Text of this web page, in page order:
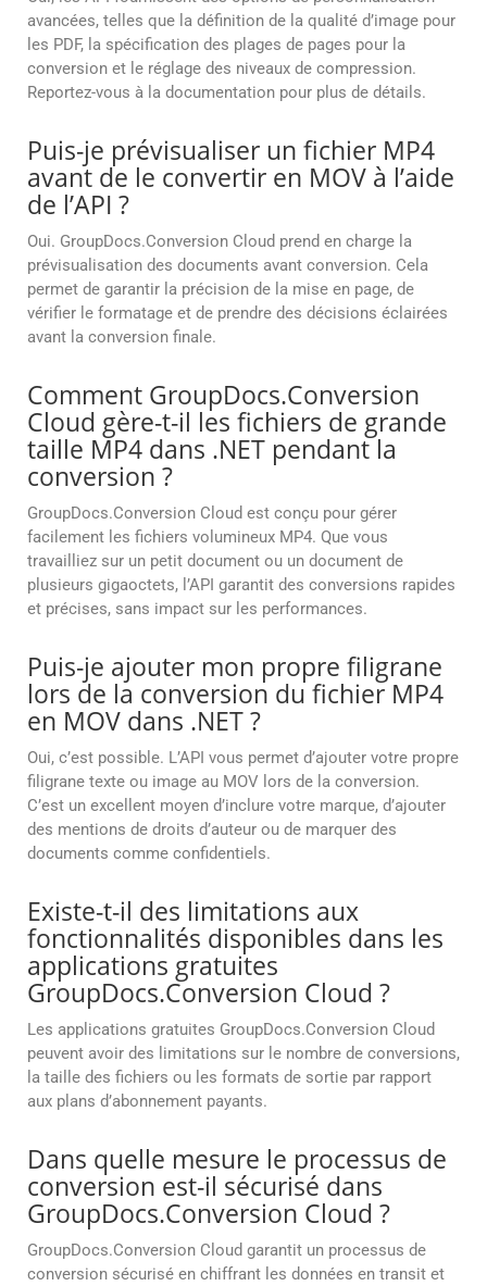
avancées, telles que la définition de la qualité d’image pour
les PDF, la spécification des plages de pages pour la
conversion et le réglage des niveaux de compression.
Reportez-vous à la documentation pour plus de détails.
Puis-je prévisualiser un fichier MP4
avant de le convertir en MOV à l’aide
de l’API ?
Oui. GroupDocs.Conversion Cloud prend en charge la
prévisualisation des documents avant conversion. Cela
permet de garantir la précision de la mise en page, de
vérifier le formatage et de prendre des décisions éclairées
avant la conversion finale.
Comment GroupDocs.Conversion
Cloud gère-t-il les fichiers de grande
taille MP4 dans .NET pendant la
conversion ?
GroupDocs.Conversion Cloud est conçu pour gérer
facilement les fichiers volumineux MP4. Que vous
travailliez sur un petit document ou un document de
plusieurs gigaoctets, l’API garantit des conversions rapides
et précises, sans impact sur les performances.
Puis-je ajouter mon propre filigrane
lors de la conversion du fichier MP4
en MOV dans .NET ?
Oui, c’est possible. L’API vous permet d’ajouter votre propre
filigrane texte ou image au MOV lors de la conversion.
C’est un excellent moyen d’inclure votre marque, d’ajouter
des mentions de droits d’auteur ou de marquer des
documents comme confidentiels.
Existe-t-il des limitations aux
fonctionnalités disponibles dans les
applications gratuites
GroupDocs.Conversion Cloud ?
Les applications gratuites GroupDocs.Conversion Cloud
peuvent avoir des limitations sur le nombre de conversions,
la taille des fichiers ou les formats de sortie par rapport
aux plans d’abonnement payants.
Dans quelle mesure le processus de
conversion est-il sécurisé dans
GroupDocs.Conversion Cloud ?
GroupDocs.Conversion Cloud garantit un processus de
conversion sécurisé en chiffrant les données en transit et